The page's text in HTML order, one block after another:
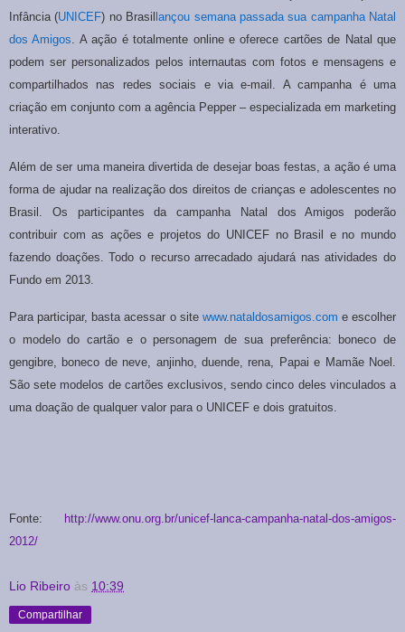
Infância (UNICEF) no Brasil lançou semana passada sua campanha Natal
dos Amigos . A ação é totalmente online e oferece cartões de Natal que
podem ser personalizados pelos internautas com fotos e mensagens e
compartilhados nas redes sociais e via e-mail. A campanha é uma
criação em conjunto com a agência Pepper – especializada em marketing
interativo.
Além de ser uma maneira divertida de desejar boas festas, a ação é uma
forma de ajudar na realização dos direitos de crianças e adolescentes no
Brasil. Os participantes da campanha Natal dos Amigos poderão
contribuir com as ações e projetos do UNICEF no Brasil e no mundo
fazendo doações. Todo o recurso arrecadado ajudará nas atividades do
Fundo em 2013.
Para participar, basta acessar o site www.nataldosamigos.com e escolher
o modelo do cartão e o personagem de sua preferência: boneco de
gengibre, boneco de neve, anjinho, duende, rena, Papai e Mamãe Noel.
São sete modelos de cartões exclusivos, sendo cinco deles vinculados a
uma doação de qualquer valor para o UNICEF e dois gratuitos.
Fonte:
http://www.onu.org.br/unicef-lanca-campanha-natal-dos-amigos-
2012/
Lio Ribeiro às 10:39
Compartilhar